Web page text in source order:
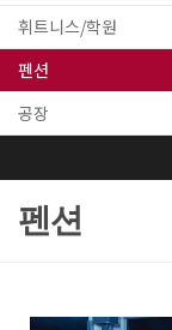
휘트니스/학원
펜션
공장
펜션